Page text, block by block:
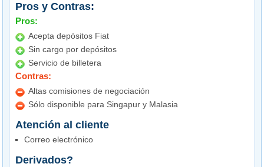
Pros y Contras:
Pros:
Acepta depósitos Fiat
Sin cargo por depósitos
Servicio de billetera
Contras:
Altas comisiones de negociación
Sólo disponible para Singapur y Malasia
Atención al cliente
Correo electrónico
Derivados?